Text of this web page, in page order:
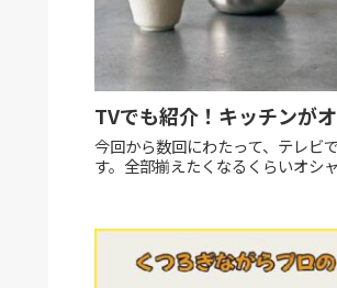
TVでも紹介！キッチンが
今回から数回にわたって、テレビ
す。全部揃えたくなるくらいオシ